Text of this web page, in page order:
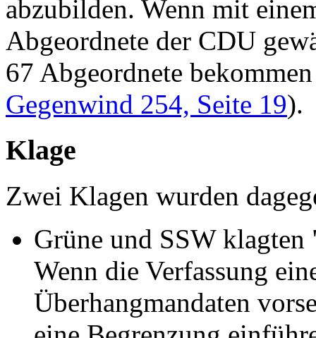
abzubilden. Wenn mit
Abgeordnete der CDU
67 Abgeordnete
Gegenwind 254, Seite 19).
Klage
Zwei Klagen wurden
Grüne und SSW klagten
Wenn die Verfassung
Überhangmandaten